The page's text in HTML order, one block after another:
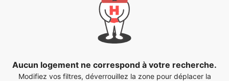
Aucun logement ne correspond à votre recherche.
Modifiez vos filtres, déverrouillez la zone pour déplacer la